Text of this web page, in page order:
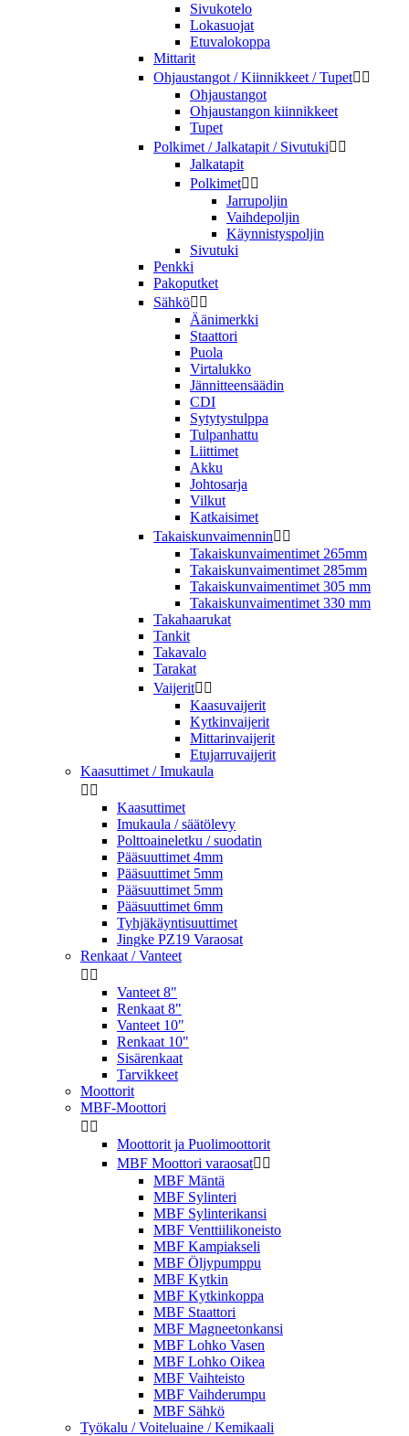
Sivukotelo
Lokasuojat
Etuvalokoppa
Mittarit
Ohjaustangot / Kiinnikkeet / Tupet 
Ohjaustangot
Ohjaustangon kiinnikkeet
Tupet
Polkimet / Jalkatapit / Sivutuki 
Jalkatapit
Polkimet 
Jarrupoljin
Vaihdepoljin
Käynnistyspoljin
Sivutuki
Penkki
Pakoputket
Sähkö 
Äänimerkki
Staattori
Puola
Virtalukko
Jännitteensäädin
CDI
Sytytystulppa
Tulpanhattu
Liittimet
Akku
Johtosarja
Vilkut
Katkaisimet
Takaiskunvaimennin 
Takaiskunvaimentimet 265mm
Takaiskunvaimentimet 285mm
Takaiskunvaimentimet 305 mm
Takaiskunvaimentimet 330 mm
Takahaarukat
Tankit
Takavalo
Tarakat
Vaijerit 
Kaasuvaijerit
Kytkinvaijerit
Mittarinvaijerit
Etujarruvaijerit
Kaasuttimet / Imukaula
 
Kaasuttimet
Imukaula / säätölevy
Polttoaineletku / suodatin
Pääsuuttimet 4mm
Pääsuuttimet 5mm
Pääsuuttimet 5mm
Pääsuuttimet 6mm
Tyhjäkäyntisuuttimet
Jingke PZ19 Varaosat
Renkaat / Vanteet
 
Vanteet 8"
Renkaat 8"
Vanteet 10"
Renkaat 10"
Sisärenkaat
Tarvikkeet
Moottorit
MBF-Moottori
 
Moottorit ja Puolimoottorit
MBF Moottori varaosat 
MBF Mäntä
MBF Sylinteri
MBF Sylinterikansi
MBF Venttiilikoneisto
MBF Kampiakseli
MBF Öljypumppu
MBF Kytkin
MBF Kytkinkoppa
MBF Staattori
MBF Magneetonkansi
MBF Lohko Vasen
MBF Lohko Oikea
MBF Vaihteisto
MBF Vaihderumpu
MBF Sähkö
Työkalu / Voiteluaine / Kemikaali